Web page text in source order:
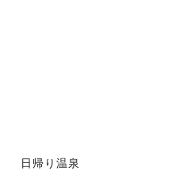
日帰り温泉